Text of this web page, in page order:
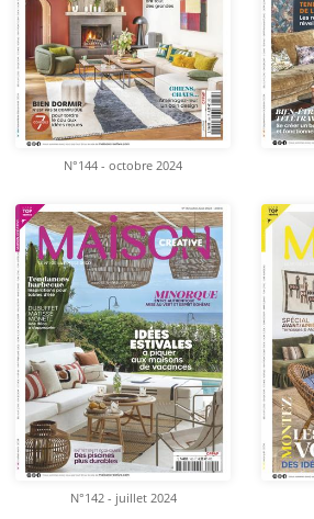
N°144 - octobre 2024
N°142 - juillet 2024